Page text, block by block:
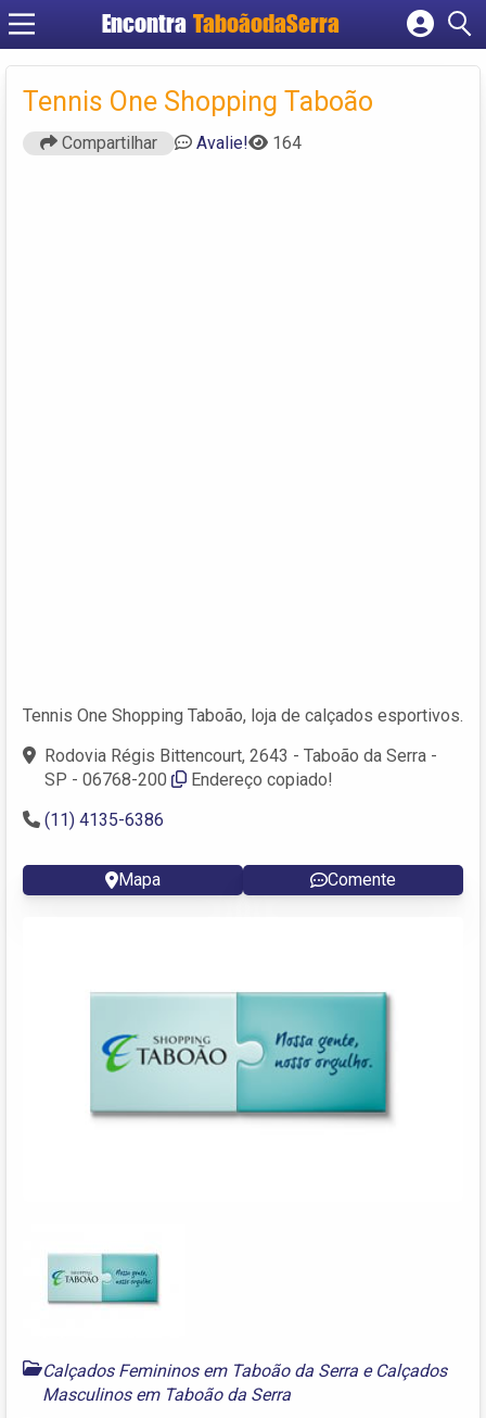
Encontra TaboãodaSerra
Cadastrar empresa
Criar conta
Tennis One Shopping Taboão
Compartilhar Avalie! 164
Tennis One Shopping Taboão, loja de calçados esportivos.
Rodovia Régis Bittencourt, 2643 - Taboão da Serra -
SP - 06768-200
Endereço copiado!
(11) 4135-6386
Mapa Comente
Calçados Femininos em Taboão da Serra e Calçados
Masculinos em Taboão da Serra